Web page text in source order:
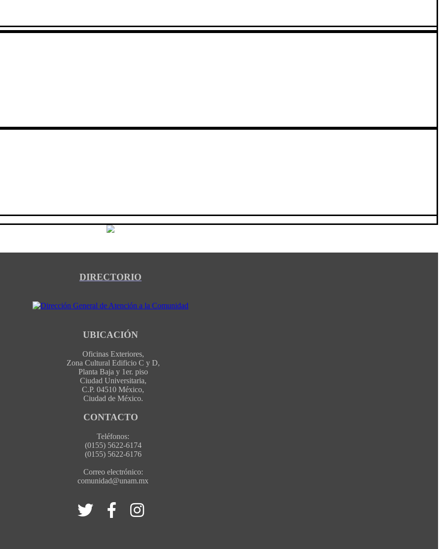
DIRECTORIO
UBICACIÓN
Oficinas Exteriores,
Zona Cultural Edificio C y D,
Planta Baja y 1er. piso
Ciudad Universitaria,
C.P. 04510 México,
Ciudad de México.
CONTACTO
Teléfonos:
(0155) 5622-6174
(0155) 5622-6176
Correo electrónico:
comunidad@unam.mx